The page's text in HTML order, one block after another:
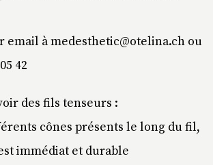
email à medesthetic@otelina.ch ou
42
des fils tenseurs :
cônes présents le long du fil,
immédiat et durable